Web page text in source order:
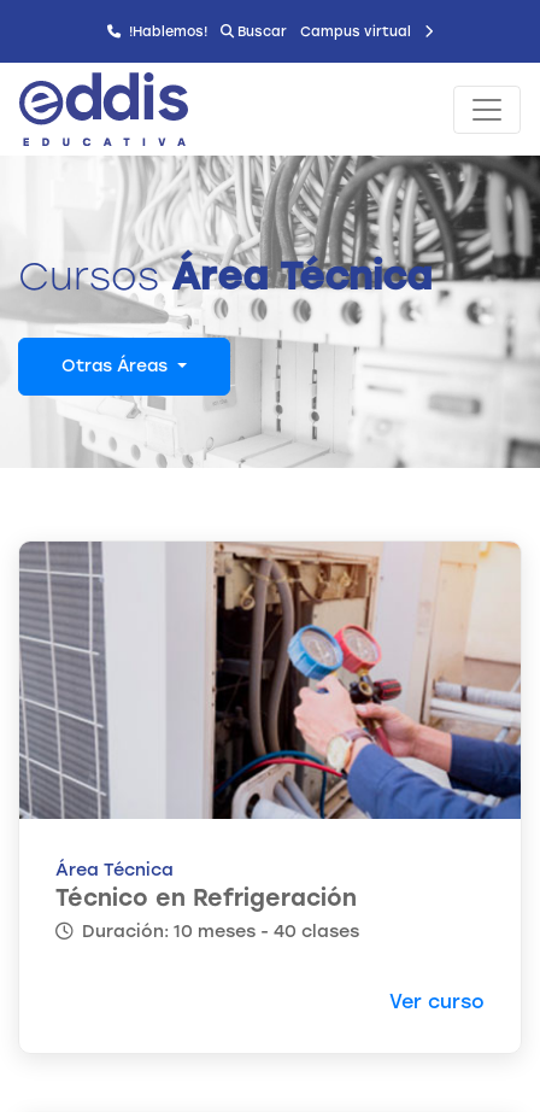
!Hablemos! Buscar Campus virtual
CursosÁrea Técnica
Otras Áreas
Área Técnica
Técnico en Refrigeración
Duración: 10 meses - 40 clases
Ver curso